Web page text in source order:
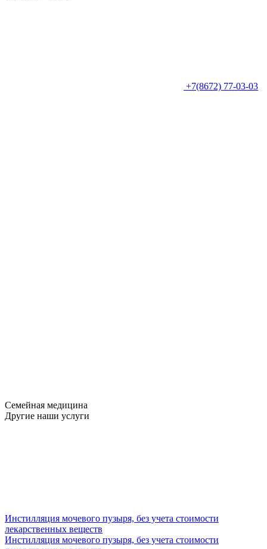
+7(8672) 77-03-03
Семейная медицина
Другие наши услуги
Инстилляция мочевого пузыря, без учета стоимости
лекарственных веществ
Инстилляция мочевого пузыря, без учета стоимости